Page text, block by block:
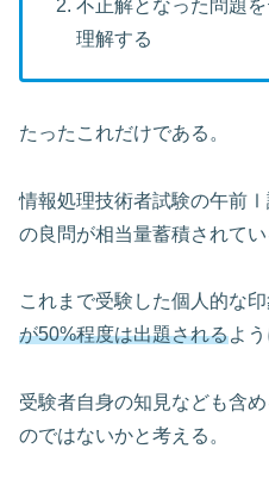
不正解となった問題
理解する
たったこれだけである。
情報処理技術者試験の午前
の良問が相当量蓄積されてい
これまで受験した個人的な印
が50%程度は出題されるよ
受験者自身の知見なども含
のではないかと考える。